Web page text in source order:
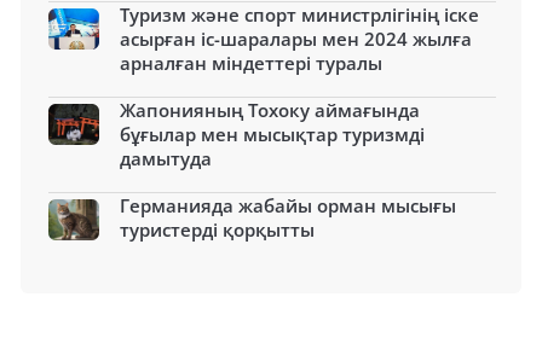
Туризм және спорт министрлігінің іске
асырған іс-шаралары мен 2024 жылға
арналған міндеттері туралы
Жапонияның Тохоку аймағында
бұғылар мен мысықтар туризмді
дамытуда
Германияда жабайы орман мысығы
туристерді қорқытты